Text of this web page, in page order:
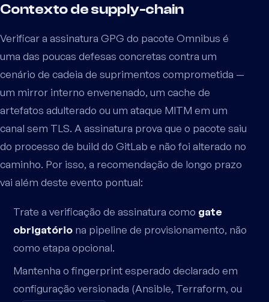
Contexto de supply-chain
Verificar a assinatura GPG do pacote Omnibus é
uma das poucas defesas concretas contra um
cenário de cadeia de suprimentos comprometida —
um mirror interno envenenado, um cache de
artefatos adulterado ou um ataque MITM em um
canal sem TLS. A assinatura prova que o pacote saiu
do processo de build do GitLab e não foi alterado no
caminho. Por isso, a recomendação de longo prazo
vai além deste evento pontual:
Trate a verificação de assinatura como gate
obrigatório na pipeline de provisionamento, não
como etapa opcional.
Mantenha o fingerprint esperado declarado em
configuração versionada (Ansible, Terraform, ou